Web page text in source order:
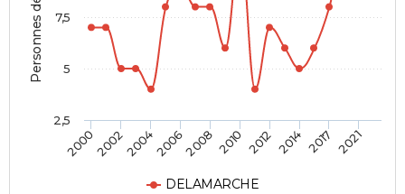
DELAMARCHE
20002002200420062008 2010 2012 2014 2017 2021
2,5
5
7,5